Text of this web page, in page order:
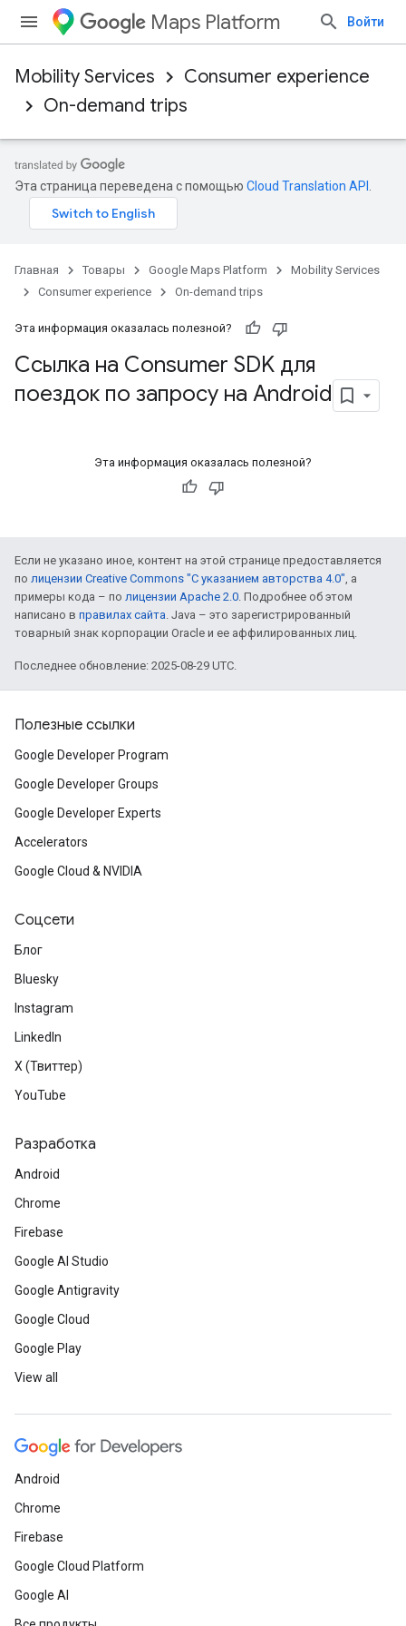
Maps Platform Войти
Mobility Services
Consumer experience
On-demand trips
Эта страница переведена с помощью Cloud Translation API
Главная Товары Google Maps Platform
Mobility Services
Consumer experience
On-demand trips
Эта информация оказалась полезной?
Ссылка на Consumer SDK для
поездок по запросу на Android
Эта информация оказалась полезной?
Если не указано иное, контент на этой странице предоставляется
по лицензии Creative Commons "С указанием авторства 4.0", а
примеры кода – по лицензии Apache 2.0. Подробнее об этом
написано в правилах сайта. Java – это зарегистрированный
товарный знак корпорации Oracle и ее аффилированных лиц.
Последнее обновление: 2025-08-29 UTC.
Полезные ссылки
Google Developer Program
Google Developer Groups
Google Developer Experts
Accelerators
Google Cloud & NVIDIA
Соцсети
Блог
Bluesky
Instagram
LinkedIn
X (Твиттер)
YouTube
Разработка
Android
Chrome
Firebase
Google AI Studio
Google Antigravity
Google Cloud
Google Play
View all
Android
Chrome
Firebase
Google Cloud Platform
Google AI